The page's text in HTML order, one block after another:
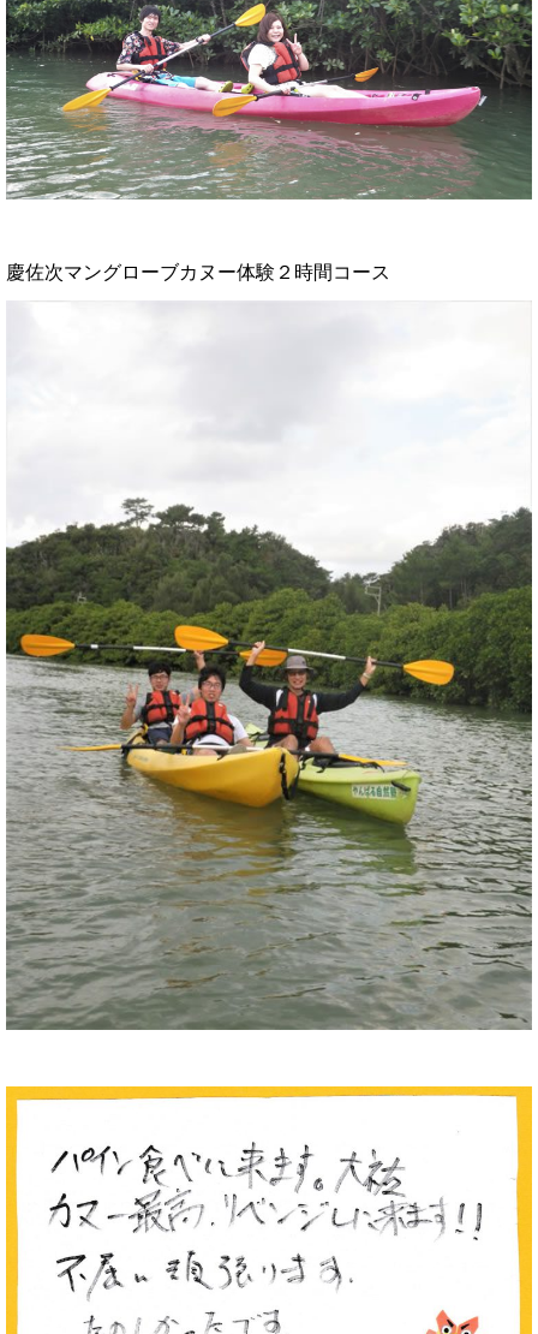
慶佐次マングローブカヌー体験２時間コース